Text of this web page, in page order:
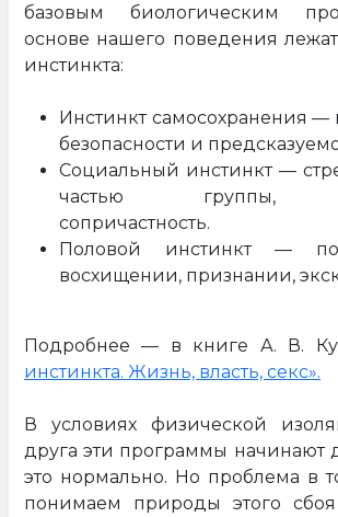
базовым биологическим
основе нашего поведения
инстинкта:
Инстинкт самосохранения —
безопасности и
Социальный инстинкт —
частью группы,
сопричастность.
Половой инстинкт —
восхищении, признании,
Подробнее — в книге А. В.
инстинкта. Жизнь, власть, секс».
В условиях физической
друга эти программы начинают
это нормально. Но проблема в
понимаем природы этого